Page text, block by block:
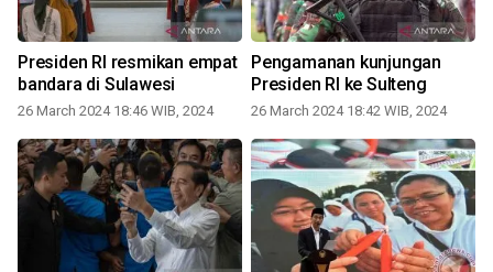
Presiden RI resmikan empat
bandara di Sulawesi
26 March 2024 18:46 WIB, 2024
Pengamanan kunjungan
Presiden RI ke Sulteng
26 March 2024 18:42 WIB, 2024